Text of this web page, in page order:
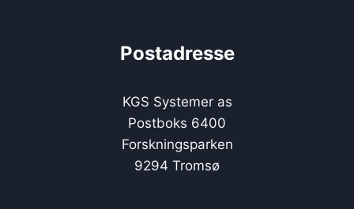
Postadresse
KGS Systemer as
Postboks 6400
Forskningsparken
9294 Tromsø